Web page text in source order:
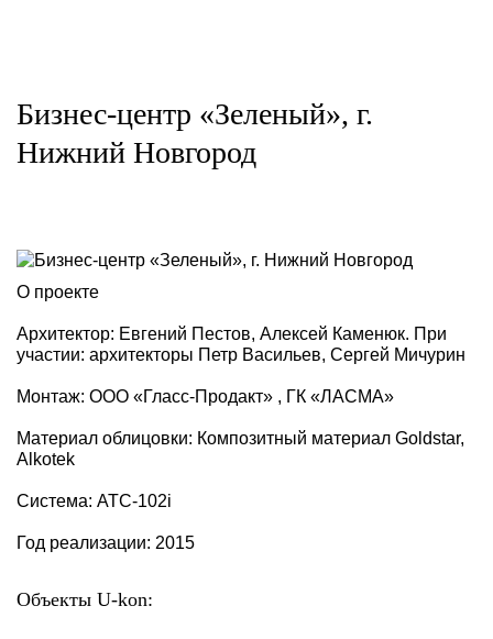
Бизнес-центр «Зеленый», г.
Нижний Новгород
О проекте
Архитектор: Евгений Пестов, Алексей Каменюк. При
участии: архитекторы Петр Васильев, Сергей Мичурин
Монтаж: ООО «Гласс-Продакт» , ГК «ЛАСМА»
Материал облицовки: Композитный материал Goldstar,
Alkotek
Система: АТС-102i
Год реализации: 2015
Объекты U-kon: